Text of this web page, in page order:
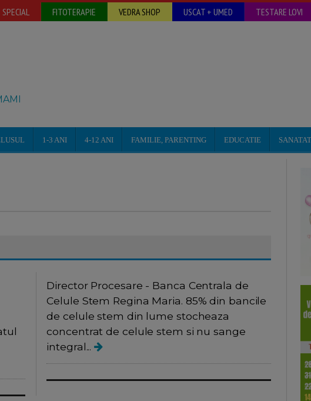
SPECIAL FITOTERAPIE VEDRA SHOP USCAT + UMED TESTARE LOVI
1-3 ANI 4-12 ANI FAMILIE, PARENTING EDUCATIE
Interviu Magda Dulugiac
Director Procesare - Banca Centrala de
Celule Stem Regina Maria. 85% din bancile
de celule stem din lume stocheaza
concentrat de celule stem si nu sange
integral...